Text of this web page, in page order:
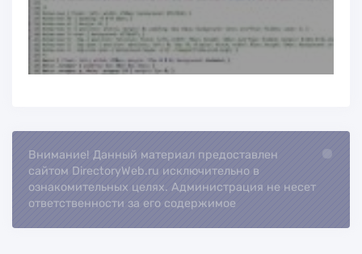
Внимание! Данный материал предоставлен
сайтом DirectoryWeb.ru исключительно в
ознакомительных целях. Администрация не несет
ответственности за его содержимое